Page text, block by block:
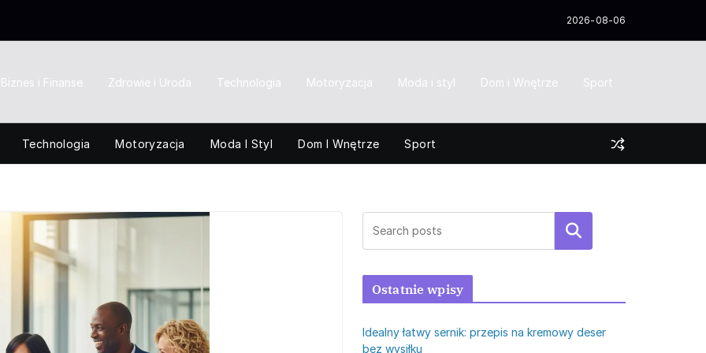
2026-08-06
Biznes i Finanse Zdrowie i Uroda Technologia Motoryzacja Moda i styl Dom i Wnętrze Sport
Technologia Motoryzacja Moda I Styl Dom I Wnętrze Sport
Szukaj
Ostatnie wpisy
Idealny łatwy sernik: przepis na kremowy deser
bez wysiłku